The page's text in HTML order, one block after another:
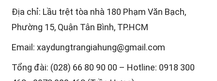
Địa chỉ: Lầu trệt tòa nhà 180 Phạm Văn Bạch,
Phường 15, Quận Tân Bình, TP.HCM
Email: xaydungtrangiahung@gmail.com
Tổng đài: (028) 66 80 90 00 – Hotline: 0918 300